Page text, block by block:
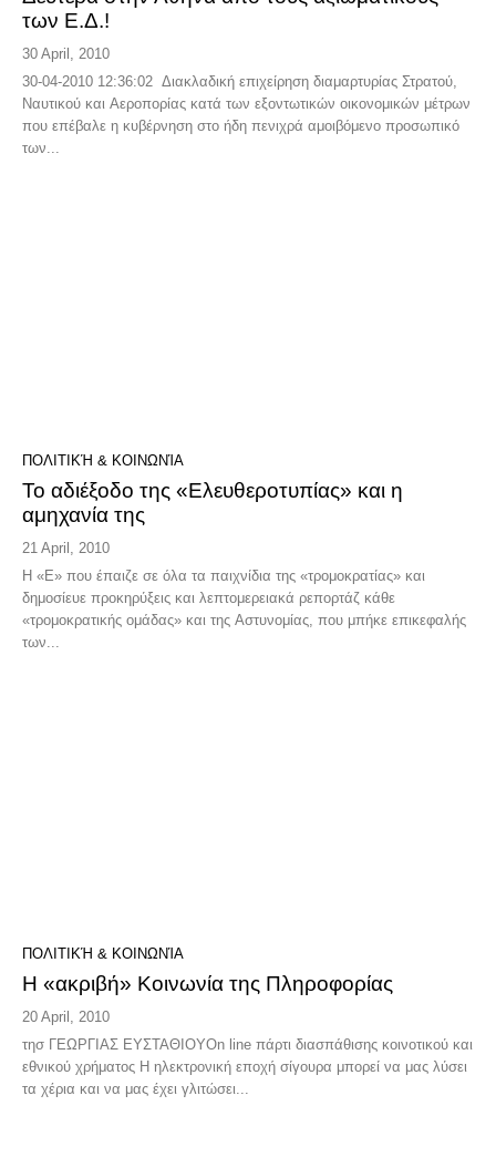
των Ε.Δ.!
30 April, 2010
30-04-2010 12:36:02 Διακλαδική επιχείρηση διαμαρτυρίας Στρατού,
Ναυτικού και Αεροπορίας κατά των εξοντωτικών οικονομικών μέτρων
που επέβαλε η κυβέρνηση στο ήδη πενιχρά αμοιβόμενο προσωπικό
των...
ΠΟΛΙΤΙΚΉ & ΚΟΙΝΩΝΊΑ
Το αδιέξοδο της «Ελευθεροτυπίας» και η
αμηχανία της
21 April, 2010
Η «Ε» που έπαιζε σε όλα τα παιχνίδια της «τρομοκρατίας» και
δημοσίευε προκηρύξεις και λεπτομερειακά ρεπορτάζ κάθε
«τρομοκρατικής ομάδας» και της Αστυνομίας, που μπήκε επικεφαλής
των...
ΠΟΛΙΤΙΚΉ & ΚΟΙΝΩΝΊΑ
H «ακριβή» Κοινωνία της Πληροφορίας
20 April, 2010
τησ ΓΕΩΡΓΙΑΣ ΕΥΣΤΑΘΙΟΥOn line πάρτι διασπάθισης κοινοτικού και
εθνικού χρήματος Η ηλεκτρονική εποχή σίγουρα μπορεί να μας λύσει
τα χέρια και να μας έχει γλιτώσει...